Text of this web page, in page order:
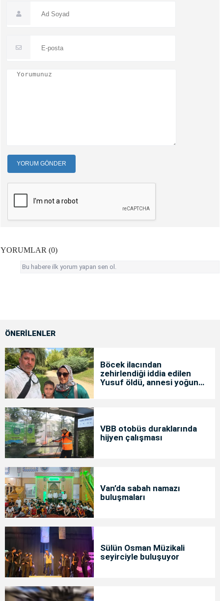
YORUM GÖNDER
YORUMLAR (0)
Bu habere ilk yorum yapan sen ol.
ÖNERİLENLER
Böcek ilacından
zehirlendiği iddia edilen
Yusuf öldü, annesi yoğun
VBB otobüs duraklarında
hijyen çalışması
Van’da sabah namazı
buluşmaları
Sülün Osman Müzikali
seyirciyle buluşuyor